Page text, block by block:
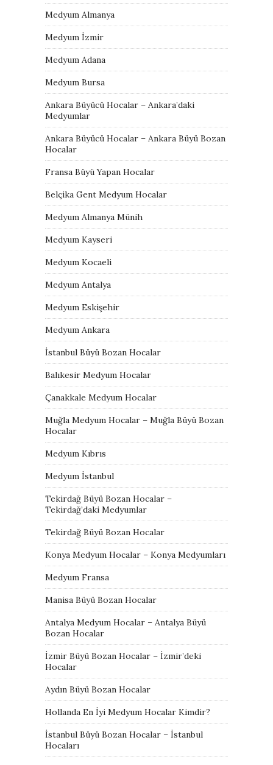
Medyum Almanya
Medyum İzmir
Medyum Adana
Medyum Bursa
Ankara Büyücü Hocalar – Ankara’daki
Medyumlar
Ankara Büyücü Hocalar – Ankara Büyü Bozan
Hocalar
Fransa Büyü Yapan Hocalar
Belçika Gent Medyum Hocalar
Medyum Almanya Münih
Medyum Kayseri
Medyum Kocaeli
Medyum Antalya
Medyum Eskişehir
Medyum Ankara
İstanbul Büyü Bozan Hocalar
Balıkesir Medyum Hocalar
Çanakkale Medyum Hocalar
Muğla Medyum Hocalar – Muğla Büyü Bozan
Hocalar
Medyum Kıbrıs
Medyum İstanbul
Tekirdağ Büyü Bozan Hocalar –
Tekirdağ’daki Medyumlar
Tekirdağ Büyü Bozan Hocalar
Konya Medyum Hocalar – Konya Medyumları
Medyum Fransa
Manisa Büyü Bozan Hocalar
Antalya Medyum Hocalar – Antalya Büyü
Bozan Hocalar
İzmir Büyü Bozan Hocalar – İzmir’deki
Hocalar
Aydın Büyü Bozan Hocalar
Hollanda En İyi Medyum Hocalar Kimdir?
İstanbul Büyü Bozan Hocalar – İstanbul
Hocaları